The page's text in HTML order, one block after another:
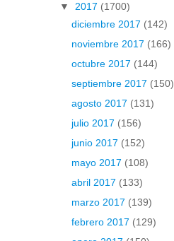
▼ 2017 (1700)
diciembre 2017 (142)
noviembre 2017 (166)
octubre 2017 (144)
septiembre 2017 (150)
agosto 2017 (131)
julio 2017 (156)
junio 2017 (152)
mayo 2017 (108)
abril 2017 (133)
marzo 2017 (139)
febrero 2017 (129)